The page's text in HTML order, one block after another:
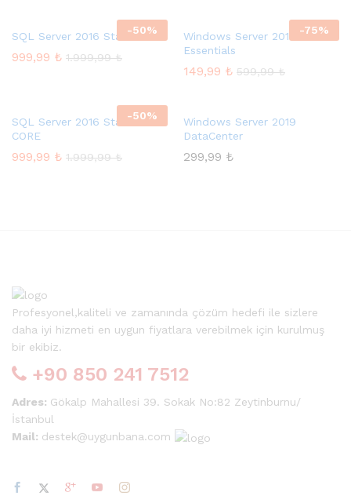
-50%
SQL Server 2016 Standard
999,99 ₺ 1.999,99₺
-75%
Windows Server 2012 R2
Essentials
149,99 ₺ 599,99₺
-50%
SQL Server 2016 Standard 2
CORE
999,99 ₺ 1.999,99₺
Windows Server 2019
DataCenter
299,99 ₺
Profesyonel,kaliteli ve zamanında çözüm hedefi ile sizlere
daha iyi hizmeti en uygun fiyatlara verebilmek için kurulmuş
bir ekibiz.
+90 850 241 7512
Adres: Gökalp Mahallesi 39. Sokak No:82 Zeytinburnu/
İstanbul
Mail: destek@uygunbana.com